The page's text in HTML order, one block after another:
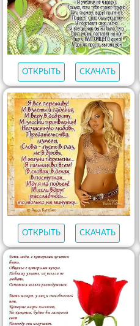
ОТКРЫТЬ СКАЧАТЬ
ОТКРЫТЬ СКАЧАТЬ